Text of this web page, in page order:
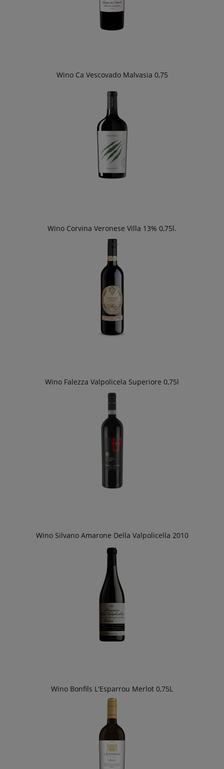
Wino Ca Vescovado Malvasia 0,75
Wino Corvina Veronese Villa 13% 0,75l.
Wino Falezza Valpolicela Superiore 0,75l
Wino Silvano Amarone Della Valpolicella 2010
Wino Bonfils L'Esparrou Merlot 0,75L